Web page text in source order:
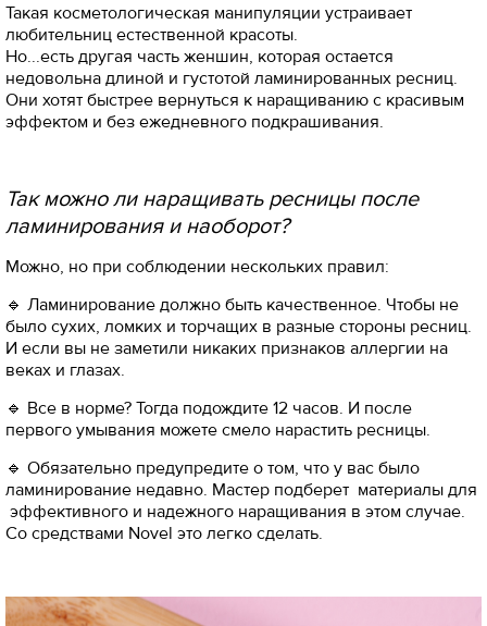
Такая косметологическая манипуляции устраивает
любительниц естественной красоты.
Но...есть другая часть женшин, которая остается
недовольна длиной и густотой ламинированных ресниц.
Они хотят быстрее вернуться к наращиванию с красивым
эффектом и без ежедневного подкрашивания.
Так можно ли наращивать ресницы после
ламинирования и наоборот?
Можно, но при соблюдении нескольких правил:
🔹 Ламинирование должно быть качественное. Чтобы не
было сухих, ломких и торчащих в разные стороны ресниц.
И если вы не заметили никаких признаков аллергии на
веках и глазах.
🔹 Все в норме? Тогда подождите 12 часов. И после
первого умывания можете смело нарастить ресницы.
🔹 Обязательно предупредите о том, что у вас было
ламинирование недавно. Мастер подберет материалы для
эффективного и надежного наращивания в этом случае.
Со средствами Novel это легко сделать.